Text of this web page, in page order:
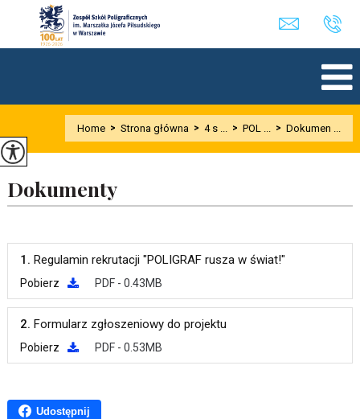
Home > Strona główna > 4 s ... > POL ... > Dokumen ...
Dokumenty
1. Regulamin rekrutacji "POLIGRAF rusza w świat!"
Pobierz PDF - 0.43MB
2. Formularz zgłoszeniowy do projektu
Pobierz PDF - 0.53MB
Udostępnij